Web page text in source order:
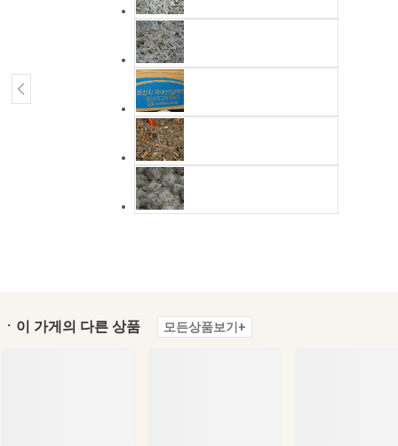
ㆍ이 가게의 다른 상품 모든상품보기+